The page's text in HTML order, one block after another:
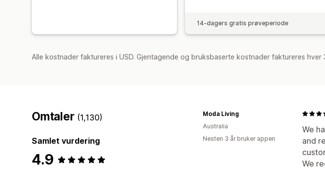
14-dagers gratis prøveperiode
Alle kostnader faktureres i USD. Gjentagende og bruksbaserte kostnader faktureres hver
Omtaler (1,130)
Samlet vurdering
4.9
We
and
We
Moda Living
Australia
Nesten 3 år bruker appen